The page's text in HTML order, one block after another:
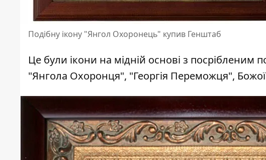
Подібну ікону "Янгол Охоронець" купив Генштаб
Це були ікони на мідній основі з
"Янгола Охоронця", "Георгія Переможця",